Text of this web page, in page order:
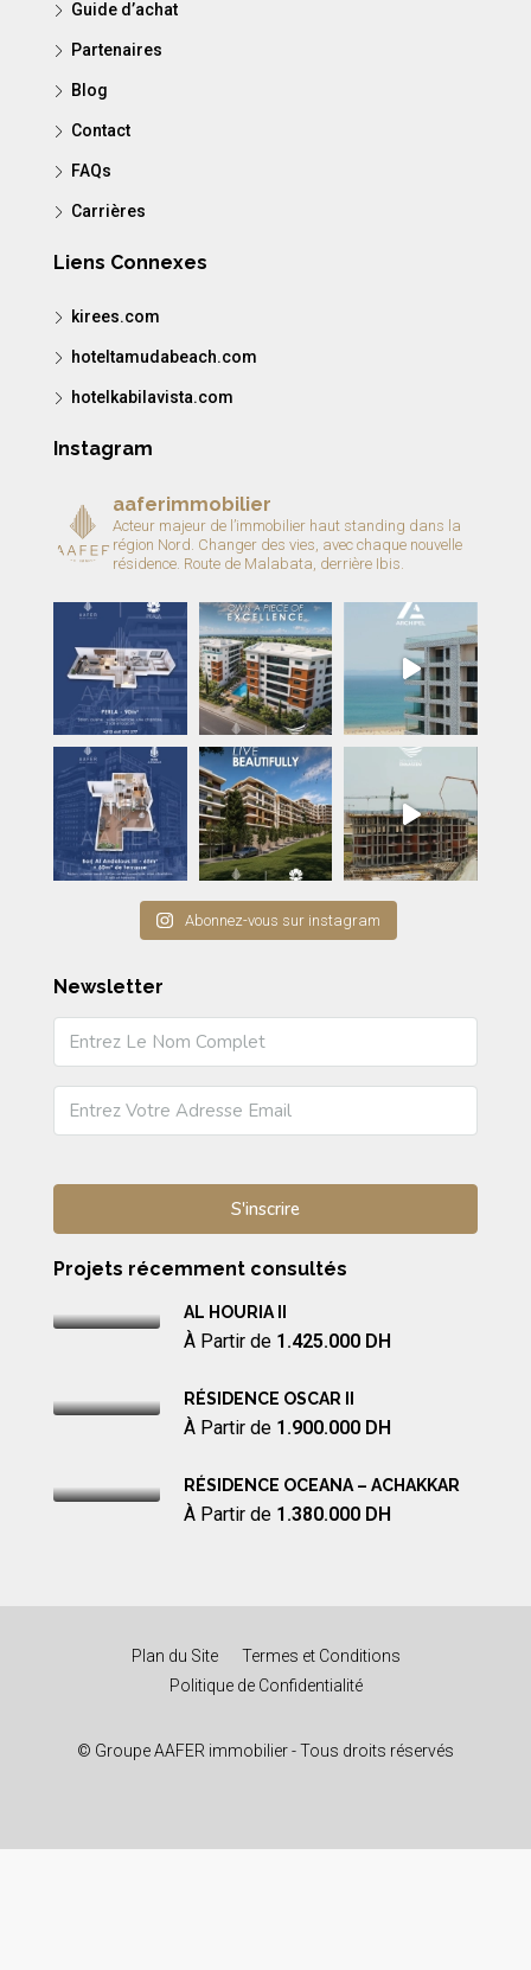
Guide d’achat
Partenaires
Blog
Contact
FAQs
Carrières
Liens Connexes
kirees.com
hoteltamudabeach.com
hotelkabilavista.com
Instagram
aaferimmobilier
Acteur majeur de l’immobilier haut standing dans la
région Nord. Changer des vies, avec chaque nouvelle
résidence. Route de Malabata, derrière Ibis.
Abonnez-vous sur instagram
Newsletter
Projets récemment consultés
AL HOURIA II
À Partir de 1.425.000 DH
RÉSIDENCE OSCAR II
À Partir de 1.900.000 DH
RÉSIDENCE OCEANA – ACHAKKAR
À Partir de 1.380.000 DH
Plan du Site
Termes et Conditions
Politique de Confidentialité
© Groupe AAFER immobilier - Tous droits réservés